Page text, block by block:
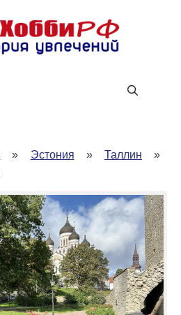
» Эстония » Таллин »